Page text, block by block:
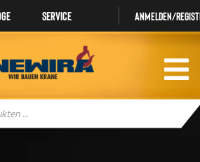
Service Anmelden/